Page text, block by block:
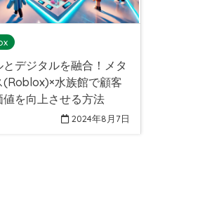
2024年8月7日
とデジタルを融合！メタ
(Roblox)×水族館で顧客
値を向上させる方法